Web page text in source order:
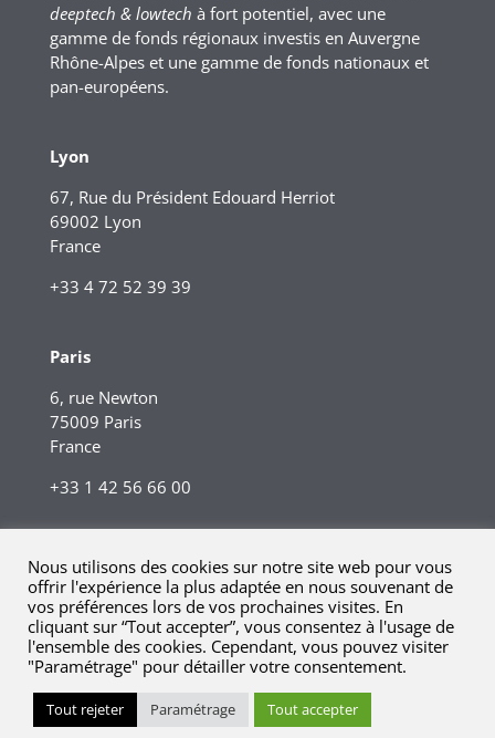
deeptech & lowtech à fort potentiel, avec une
gamme de fonds régionaux investis en Auvergne
Rhône-Alpes et une gamme de fonds nationaux et
pan-européens.
Lyon
67, Rue du Président Edouard Herriot
69002 Lyon
France
+33 4 72 52 39 39
Paris
6, rue Newton
75009 Paris
France
+33 1 42 56 66 00
© 2023 Kreaxi. Tous droits réservés. Mentions légales |
Informations réglementaires.
Nous utilisons des cookies sur notre site web pour vous
offrir l'expérience la plus adaptée en nous souvenant de
vos préférences lors de vos prochaines visites. En
cliquant sur “Tout accepter”, vous consentez à l'usage de
l'ensemble des cookies. Cependant, vous pouvez visiter
"Paramétrage" pour détailler votre consentement.
Tout rejeter Paramétrage Tout accepter